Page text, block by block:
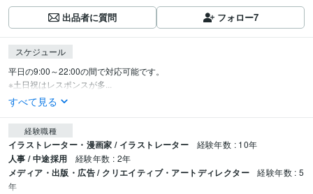
出品者に質問 フォロー7
スケジュール
平日の9:00～22:00の間で対応可能です。
※土日祝はレスポンスが多...
すべて見る
経験職種
イラストレーター・漫画家 / イラストレーター 経験年数 : 10年
人事 / 中途採用 経験年数 : 2年
メディア・出版・広告 / クリエイティブ・アートディレクター
経験年数 : 5
年